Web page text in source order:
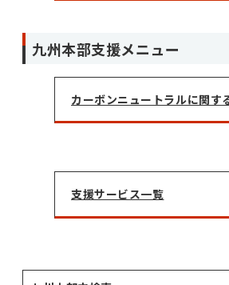
九州本部支援メニュー
カーボンニュートラルに関す
支援サービス一覧